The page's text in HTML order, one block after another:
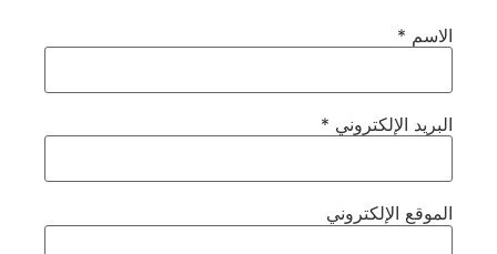
الاسم *
البريد الإلكتروني *
الموقع الإلكتروني